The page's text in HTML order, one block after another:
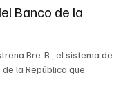
Banco de la